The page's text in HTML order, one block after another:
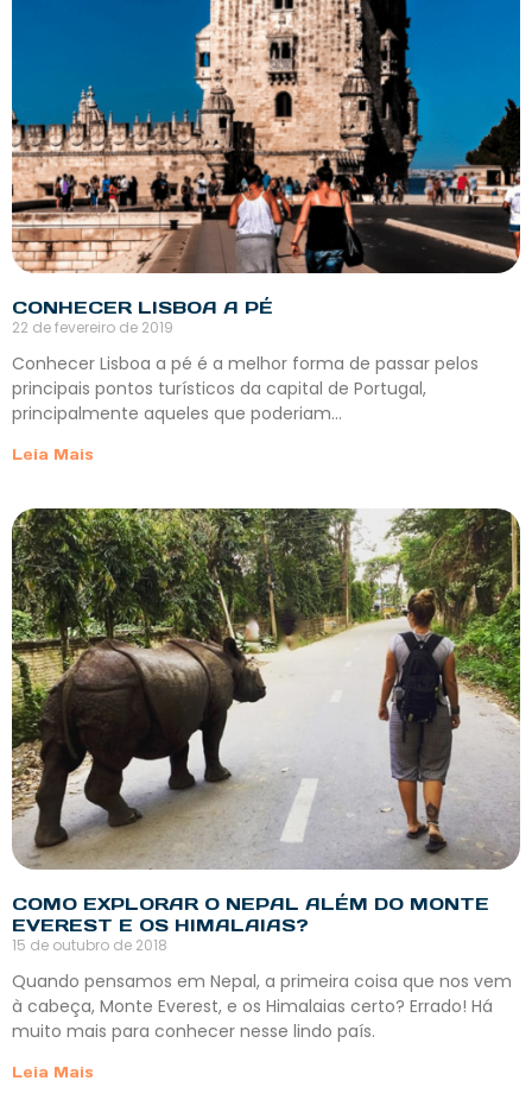
CONHECER LISBOA A PÉ
22 de fevereiro de 2019
Conhecer Lisboa a pé é a melhor forma de passar pelos
principais pontos turísticos da capital de Portugal,
principalmente aqueles que poderiam…
Leia Mais
COMO EXPLORAR O NEPAL ALÉM DO MONTE
EVEREST E OS HIMALAIAS?
15 de outubro de 2018
Quando pensamos em Nepal, a primeira coisa que nos vem
à cabeça, Monte Everest, e os Himalaias certo? Errado! Há
muito mais para conhecer nesse lindo país.
Leia Mais